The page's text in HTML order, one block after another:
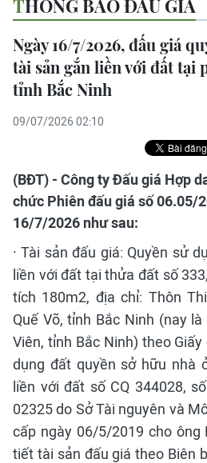
THÔNG BÁO ĐẤU GIÁ
Ngày 16/7/2026, đấu giá
tài sản gắn liền với đất tại
tỉnh Bắc Ninh
09/07/2026 02:10
(BĐT) - Công ty Đấu giá Hợp
chức Phiên đấu giá số 06.05/
16/7/2026 như sau:
· Tài sản đấu giá: Quyền sử
liền với đất tại thửa đất số
tích 180m2, địa chỉ: Thôn
Quế Võ, tỉnh Bắc Ninh (nay
Viên, tỉnh Bắc Ninh) theo
dụng đất quyền sở hữu nhà
liền với đất số CQ 344028,
02325 do Sở Tài nguyên và
cấp ngày 06/5/2019 cho ông
tiết tài sản đấu giá theo Biên